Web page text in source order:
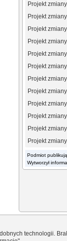
Projekt
Projekt
Projekt
Projekt
Projekt
Projekt
Projekt
Projekt
Projekt
Projekt
Projekt
Projekt
Podmiot
Wytworzył
technologii.